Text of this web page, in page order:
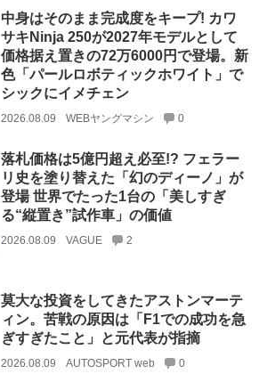
中身はそのまま完成度をキープ! カワ
サキNinja 250が2027年モデルとして
価格据え置きの72万6000円で登場。新
色「パールロボティックホワイト」で
シックにイメチェン
2026.08.09 WEBヤングマシン 0
落札価格は5億円超え必至!? フェラー
リ史を塗り替えた「幻のディーノ」が
登場 世界でたった1台の「美しすぎ
る“縦置き”試作車」の価値
2026.08.09 VAGUE 2
莫大な投資をしてきたアストンマーテ
ィン。苦戦の原因は「F1での成功を急
ぎすぎたこと」と元代表が指摘
2026.08.09 AUTOSPORT web 0